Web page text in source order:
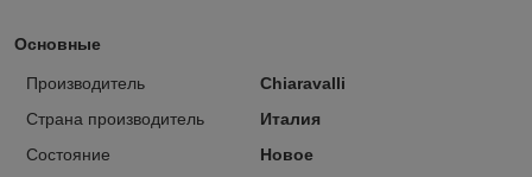
Основные
Производитель
Chiaravalli
Страна производитель
Италия
Состояние
Новое